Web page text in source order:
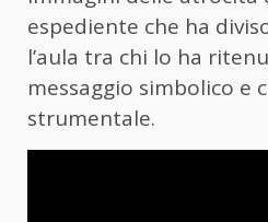
espediente che ha
l’aula tra chi lo ha
messaggio simbolico e
strumentale.